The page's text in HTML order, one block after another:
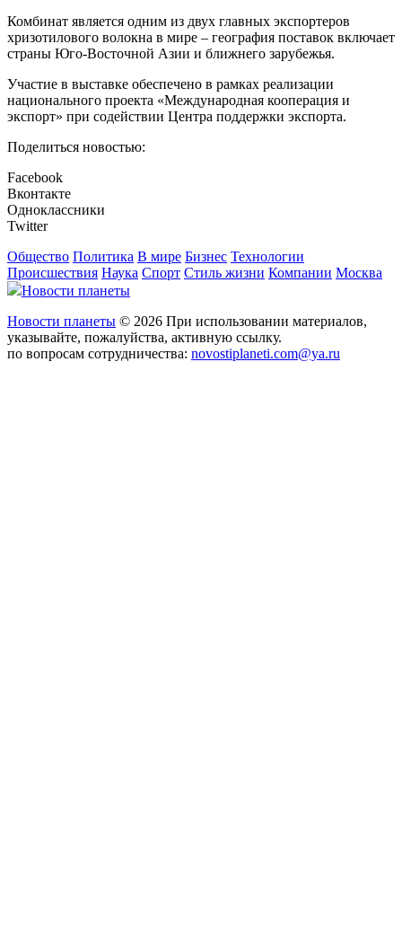
Комбинат является одним из двух главных экспортеров
хризотилового волокна в мире – география поставок включает
страны Юго-Восточной Азии и ближнего зарубежья.
Участие в выставке обеспечено в рамках реализации
национального проекта «Международная кооперация и
экспорт» при содействии Центра поддержки экспорта.
Поделиться новостью:
Facebook
Вконтакте
Одноклассники
Twitter
Общество Политика В мире Бизнес Технологии
Происшествия Наука Спорт Стиль жизни Компании Москва
Новости планеты
Новости планеты © 2026 При использовании материалов,
указывайте, пожалуйства, активную ссылку.
по вопросам сотрудничества: novostiplaneti.com@ya.ru